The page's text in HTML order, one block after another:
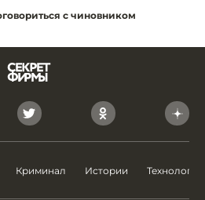
с чиновником
Криминал Истории Технологии